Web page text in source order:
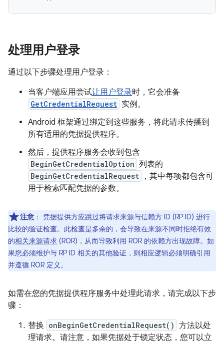
处理用户登录
通过以下步骤处理用户登录：
当客户端应用尝试让用户登录时，它会准备
GetCredentialRequest 实例。
Android 框架通过绑定到这些服务，将此请求传播到
所有适用的凭据提供程序。
然后，提供程序服务会收到包含
BeginGetCredentialOption 列表的
BeginGetCredentialRequest
，其中每项都包含可
用于检索匹配凭据的参数。
注意 ： 凭据提供方应跳过将请求来源与信赖方 ID (RP ID) 进行
比较的验证检查。此检查是多余的，会导致在来源不同时拒绝有效
的相关来源请求 (ROR)，从而导致利用 ROR 的依赖方出现故障。如
果您必须维护与 RP ID 相关的其他验证，则相应逻辑必须明确引用
并遵循 ROR 定义。
如需在您的凭据提供程序服务中处理此请求，请完成以下步
骤：
替换 onBeginGetCredentialRequest() 方法以处
理请求。请注意，如果凭据处于锁定状态，您可以立